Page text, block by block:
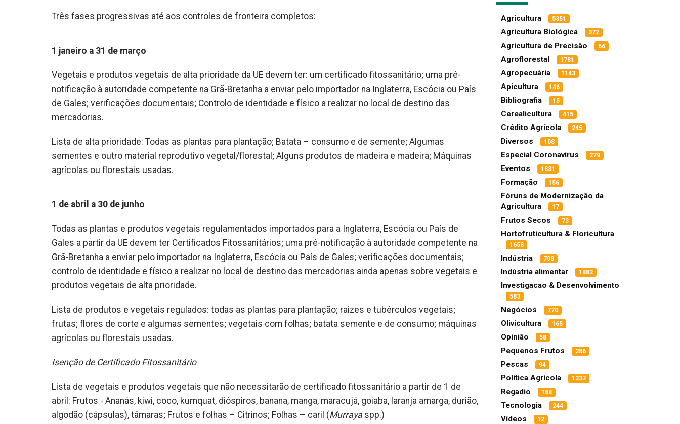
Três fases progressivas até aos controles de fronteira completos:
1 janeiro a 31 de março
Vegetais e produtos vegetais de alta prioridade da UE devem ter: um certificado fitossanitário; uma pré-
notificação à autoridade competente na Grã-Bretanha a enviar pelo importador na Inglaterra, Escócia ou País
de Gales; verificações documentais; Controlo de identidade e físico a realizar no local de destino das
mercadorias.
Lista de alta prioridade: Todas as plantas para plantação; Batata – consumo e de semente; Algumas
sementes e outro material reprodutivo vegetal/florestal; Alguns produtos de madeira e madeira; Máquinas
agrícolas ou florestais usadas.
1 de abril a 30 de junho
Todas as plantas e produtos vegetais regulamentados importados para a Inglaterra, Escócia ou País de
Gales a partir da UE devem ter Certificados Fitossanitários; uma pré-notificação à autoridade competente na
Grã-Bretanha a enviar pelo importador na Inglaterra, Escócia ou País de Gales; verificações documentais;
controlo de identidade e físico a realizar no local de destino das mercadorias ainda apenas sobre vegetais e
produtos vegetais de alta prioridade.
Lista de produtos e vegetais regulados: todas as plantas para plantação; raizes e tubérculos vegetais;
frutas; flores de corte e algumas sementes; vegetais com folhas; batata semente e de consumo; máquinas
agrícolas ou florestais usadas.
Isenção de Certificado Fitossanitário
Lista de vegetais e produtos vegetais que não necessitarão de certificado fitossanitário a partir de 1 de
abril: Frutos - Ananás, kiwi, coco, kumquat, dióspiros, banana, manga, maracujá, goiaba, laranja amarga, durião,
algodão (cápsulas), tâmaras; Frutos e folhas – Citrinos; Folhas – caril (Murraya spp.)
Agricultura 5351
Agricultura Biológica 372
Agricultura de Precisão 66
Agroflorestal 1781
Agropecuária 1143
Apicultura 146
Bibliografia 15
Cerealicultura 415
Crédito Agrícola 245
Diversos 108
Especial Coronavírus 279
Eventos 1831
Formação 156
Fóruns de Modernização da
Agricultura
17
Frutos Secos 73
Hortofruticultura & Floricultura
1658
Indústria 708
Indústria alimentar 1882
Investigacao & Desenvolvimento
583
Negócios 770
Olivicultura 165
Opinião 58
Pequenos Frutos 286
Pescas 94
Política Agrícola 1332
Regadio 188
Tecnologia 244
Vídeos 12